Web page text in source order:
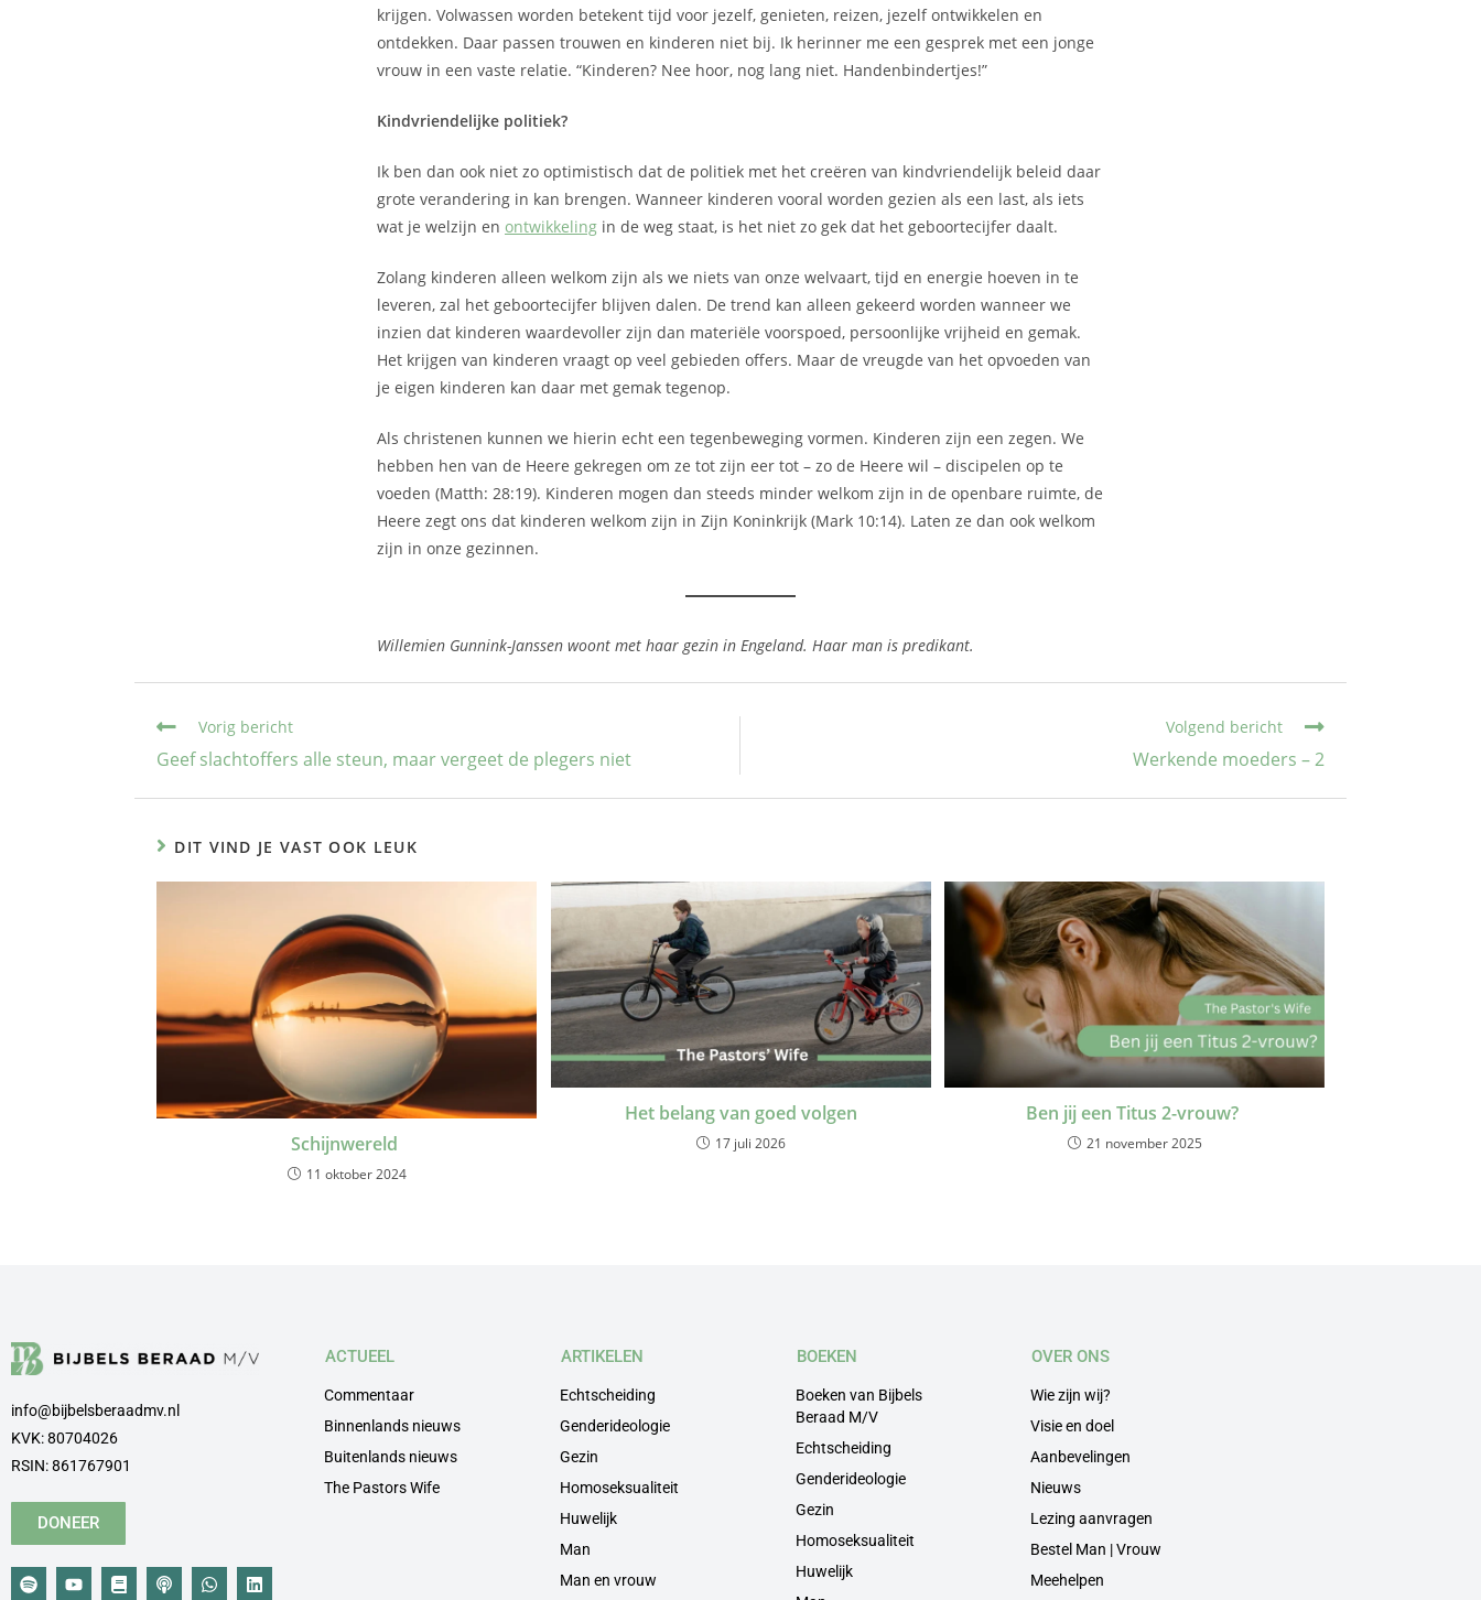
krijgen. Volwassen worden betekent tijd voor jezelf, genieten, reizen, jezelf ontwikkelen en
ontdekken. Daar passen trouwen en kinderen niet bij. Ik herinner me een gesprek met een jonge
vrouw in een vaste relatie. “Kinderen? Nee hoor, nog lang niet. Handenbindertjes!”
Kindvriendelijke politiek?
Ik ben dan ook niet zo optimistisch dat de politiek met het creëren van kindvriendelijk beleid daar
grote verandering in kan brengen. Wanneer kinderen vooral worden gezien als een last, als iets
wat je welzijn en ontwikkeling in de weg staat, is het niet zo gek dat het geboortecijfer daalt.
Zolang kinderen alleen welkom zijn als we niets van onze welvaart, tijd en energie hoeven in te
leveren, zal het geboortecijfer blijven dalen. De trend kan alleen gekeerd worden wanneer we
inzien dat kinderen waardevoller zijn dan materiële voorspoed, persoonlijke vrijheid en gemak.
Het krijgen van kinderen vraagt op veel gebieden offers. Maar de vreugde van het opvoeden van
je eigen kinderen kan daar met gemak tegenop.
Als christenen kunnen we hierin echt een tegenbeweging vormen. Kinderen zijn een zegen. We
hebben hen van de Heere gekregen om ze tot zijn eer tot – zo de Heere wil – discipelen op te
voeden (Matth: 28:19). Kinderen mogen dan steeds minder welkom zijn in de openbare ruimte, de
Heere zegt ons dat kinderen welkom zijn in Zijn Koninkrijk (Mark 10:14). Laten ze dan ook welkom
zijn in onze gezinnen.
Willemien Gunnink-Janssen woont met haar gezin in Engeland. Haar man is predikant.
Vorig bericht
Geef slachtoffers alle steun, maar vergeet de plegers niet
Volgend bericht
Werkende moeders – 2
DIT VIND JE VAST OOK LEUK
Schijnwereld
11 oktober 2024
Het belang van goed volgen
17 juli 2026
Ben jij een Titus 2-vrouw?
21 november 2025
info@bijbelsberaadmv.nl
KVK: 80704026
RSIN: 861767901
DONEER
ACTUEEL
Commentaar
Binnenlands nieuws
Buitenlands nieuws
The Pastors Wife
ARTIKELEN
Echtscheiding
Genderideologie
Gezin
Homoseksualiteit
Huwelijk
Man
Man en vrouw
BOEKEN
Boeken van Bijbels
Beraad M/V
Echtscheiding
Genderideologie
Gezin
Homoseksualiteit
Huwelijk
OVER ONS
Wie zijn wij?
Visie en doel
Aanbevelingen
Nieuws
Lezing aanvragen
Bestel Man | Vrouw
Meehelpen